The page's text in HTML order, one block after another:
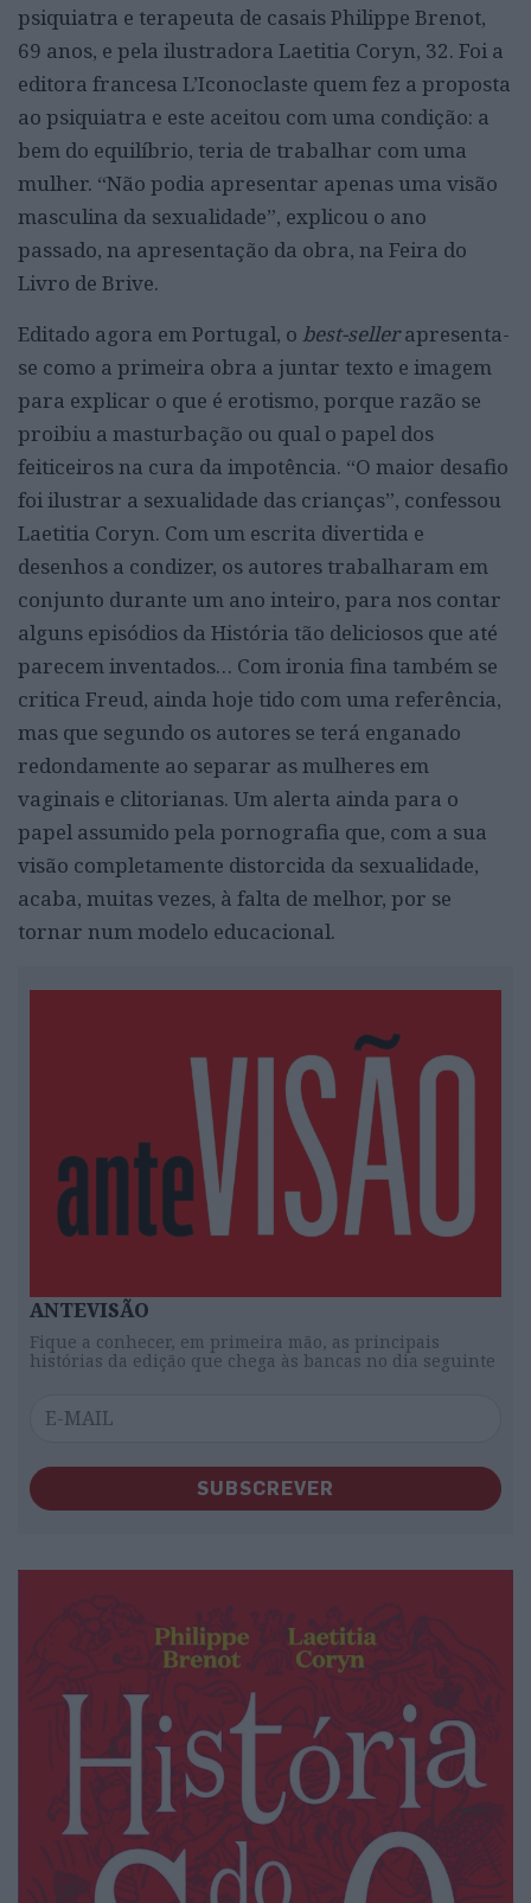
psiquiatra e terapeuta de casais Philippe Brenot,
69 anos, e pela ilustradora Laetitia Coryn, 32. Foi a
editora francesa L’Iconoclaste quem fez a proposta
ao psiquiatra e este aceitou com uma condição: a
bem do equilíbrio, teria de trabalhar com uma
mulher. “Não podia apresentar apenas uma visão
masculina da sexualidade”, explicou o ano
passado, na apresentação da obra, na Feira do
Livro de Brive.
Editado agora em Portugal, o best-sellerapresenta-
se como a primeira obra a juntar texto e imagem
para explicar o que é erotismo, porque razão se
proibiu a masturbação ou qual o papel dos
feiticeiros na cura da impotência. “O maior desafio
foi ilustrar a sexualidade das crianças”, confessou
Laetitia Coryn. Com um escrita divertida e
desenhos a condizer, os autores trabalharam em
conjunto durante um ano inteiro, para nos contar
alguns episódios da História tão deliciosos que até
parecem inventados… Com ironia fina também se
critica Freud, ainda hoje tido com uma referência,
mas que segundo os autores se terá enganado
redondamente ao separar as mulheres em
vaginais e clitorianas. Um alerta ainda para o
papel assumido pela pornografia que, com a sua
visão completamente distorcida da sexualidade,
acaba, muitas vezes, à falta de melhor, por se
tornar num modelo educacional.
ANTEVISÃO
Fique a conhecer, em primeira mão, as principais
histórias da edição que chega às bancas no dia seguinte
SUBSCREVER